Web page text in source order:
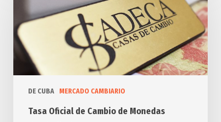
DE CUBA MERCADO CAMBIARIO
Cambio
de
Monedas
Tasa Oficial de Cambio de Monedas